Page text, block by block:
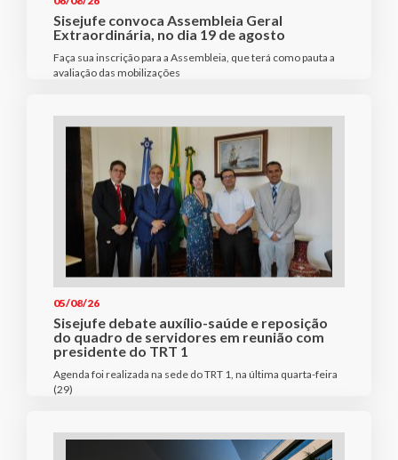
Sisejufe convoca Assembleia Geral
Extraordinária, no dia 19 de agosto
Faça sua inscrição para a Assembleia, que terá como pauta a
avaliação das mobilizações
05/08/26
Sisejufe debate auxílio-saúde e reposição
do quadro de servidores em reunião com
presidente do TRT 1
Agenda foi realizada na sede do TRT 1, na última quarta-feira
(29)